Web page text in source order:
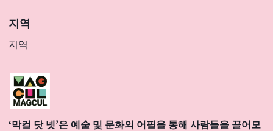
지역
지역
‘막컬 닷 넷’은 예술 및 문화의 어필을 통해 사람들을 끌어모